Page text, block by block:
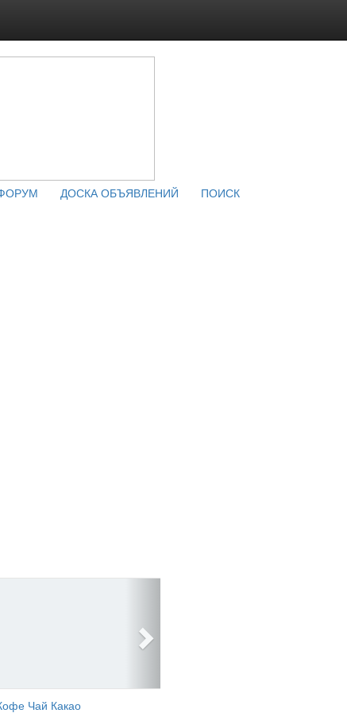
ДОСКА ОБЪЯВЛЕНИЙ
ПОИСК
Чай Какао